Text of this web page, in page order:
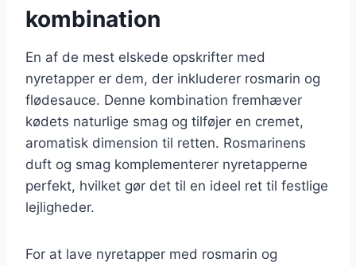
kombination
En af de mest elskede opskrifter med
nyretapper er dem, der inkluderer rosmarin og
flødesauce. Denne kombination fremhæver
kødets naturlige smag og tilføjer en cremet,
aromatisk dimension til retten. Rosmarinens
duft og smag komplementerer nyretapperne
perfekt, hvilket gør det til en ideel ret til festlige
lejligheder.
For at lave nyretapper med rosmarin og